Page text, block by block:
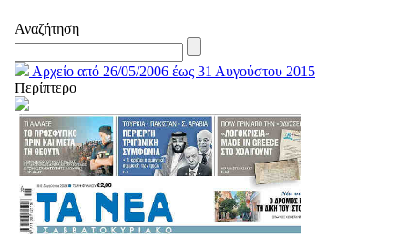
Αναζήτηση
Αρχείο από 26/05/2006 έως 31 Αυγούστου 2015
Περίπτερο